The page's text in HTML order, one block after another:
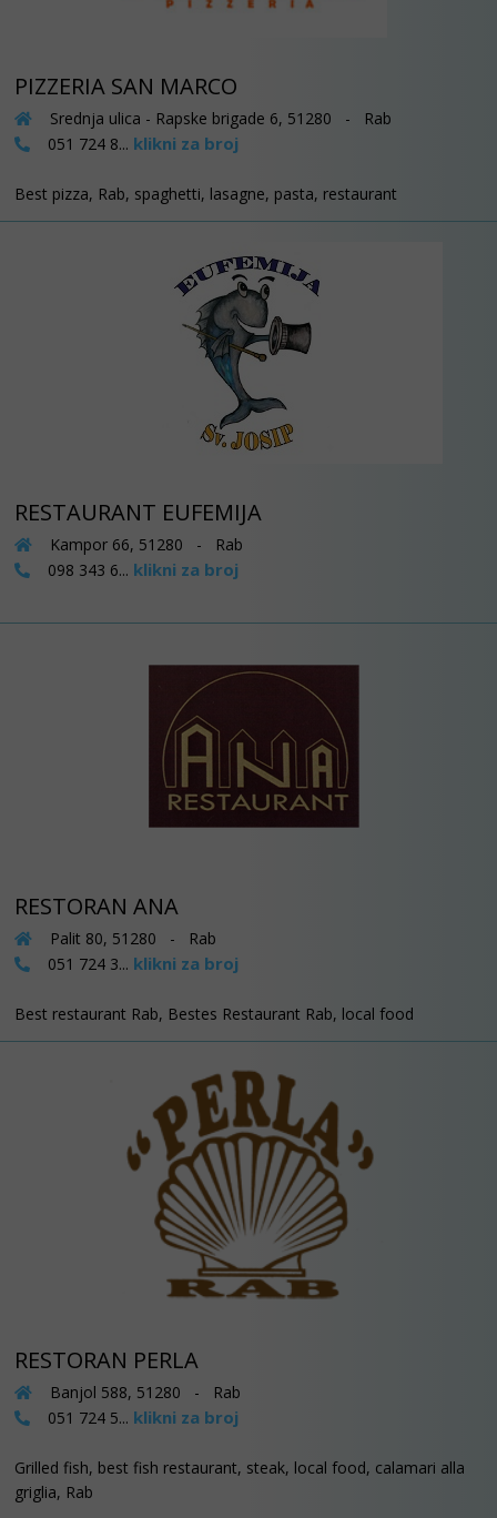
PIZZERIA SAN MARCO
Srednja ulica - Rapske brigade 6, 51280 - Rab
051 724 8... klikni za broj
Best pizza, Rab, spaghetti, lasagne, pasta, restaurant
RESTAURANT EUFEMIJA
Kampor 66, 51280 - Rab
098 343 6... klikni za broj
RESTORAN ANA
Palit 80, 51280 - Rab
051 724 3... klikni za broj
Best restaurant Rab, Bestes Restaurant Rab, local food
RESTORAN PERLA
Banjol 588, 51280 - Rab
051 724 5... klikni za broj
Grilled fish, best fish restaurant, steak, local food, calamari alla
griglia, Rab